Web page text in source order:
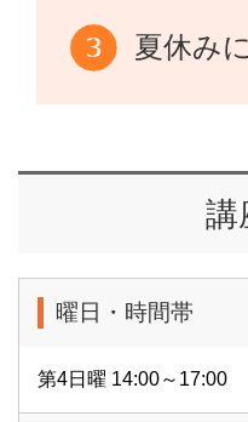
夏休み
講
曜日・時間帯
第4日曜 14:00～17:00